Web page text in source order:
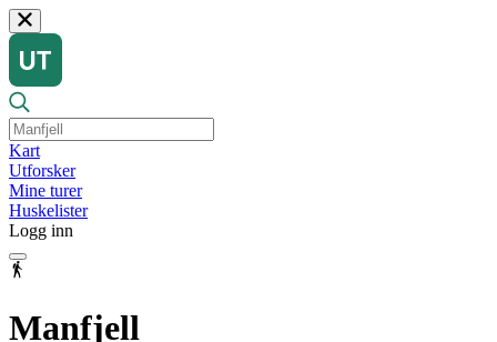
Kart
Utforsker
Mine turer
Huskelister
Logg inn
Manfjell